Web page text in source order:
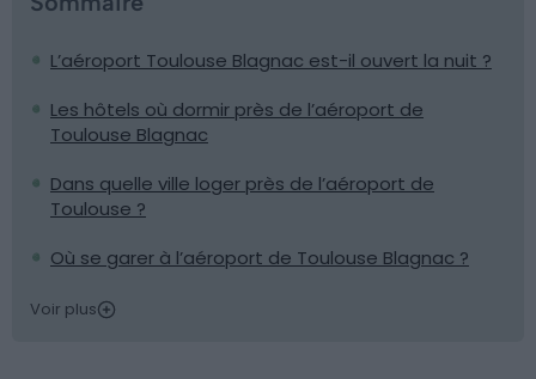
L’aéroport Toulouse Blagnac est-il ouvert la nuit ?
Les hôtels où dormir près de l’aéroport de
Toulouse Blagnac
Dans quelle ville loger près de l’aéroport de
Toulouse ?
Où se garer à l’aéroport de Toulouse Blagnac ?
Voir plus